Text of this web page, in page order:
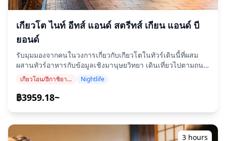
■Kiyomizu-dera Temple A visit to this famous Japanese
charming historical streets, are also just a short walk
away. ◆ข้อมูลเพิ่มเติมrmation ・ไม่สามารถเข้าถึงได้สำหรับรถ
เข็น ・สามารถเข้าถึงได้ด้วยรถเข็นเด็ก ・นี่คือทัวร์ส่วนตัว ![]
(https://assets.hldycdn.com/experiences/
![]
(https://assets.hldycdn.com/experiences/
![]
(https://assets.hldycdn.com/experiences/
![]
(https://assets.hldycdn.com/experiences/
![]
(https://assets.hldycdn.com/experiences/
กับวิญญาณของเหยื่อสงครามโลกครั้งที่สอง วัดนี้ยังมีรูปปั้นพระ
กวนอิมขนาดใหญ่มาก ■Kodai-ji Temple สร้างขึ้นเมื่อประมาณ
400 ปีที่แล้ว วัดนี้มอบประสบการณ์อันเงียบสงบแก่ผู้มาเยือนด้วย
สวนที่สวยงาม ศาลาชาอายุ 400 ปี และป่าไผ่อันเงียบสงบ ต่างจา
กวัดคิโยมิซุเดระที่คึกคัก สถานที่นี้มีคนน้อยกว่า ■Yasaka Shrine
ศาลเจ้ายาซากะมีชื่อเสียงในเรื่องพรที่ปกป้องจากความโชคร้าย
ดึงดูดโชคดี และเสริมความงาม ◆ข้อมูลเพิ่มเติม ・ไม่สามารถ
เข้าถึงได้สำหรับรถเข็น ・ใกล้ระบบขนส่งสาธารณะ ![]
(https://assets.hldycdn.com/experiences/
![]
(https://assets.hldycdn.com/experiences/
![]
(https://assets.hldycdn.com/experiences/
![]
เกียวโต ไนท์ อีทส์ แอนด์ สตรีทส์ เกียน แอนด์ บี
ยอนด์
รับมุมมองจากคนในวงการเกี่ยวกับเกียวโตในทัวร์เดินนี้ที่ผสม
ผสานทัวร์อาหารกับข้อมูลเชิงมานุษยวิทยา เดินเที่ยวไปตามถนน
ในเมืองและทำความเข้าใจฉากความบันเทิงยามค่ำคืน ตั้งแต่เกอิ
โกะ (เกอิชา) ไปจนถึงโฮสเตส หลังจากนั้นลิ้มรสอาหารพิเศษของ
ภูมิภาคพร้อมเครื่องดื่มที่รวมอยู่ในราคาที่บาร์/ร้านอาหารแบบยืน
ที่ผสมผสานทัวร์อาหารกับข้อมูลเชิงมานุษยวิทยา เดินเที่ยวไป
ตามถนนในเมืองและทำความเข้าใจฉากความบันเทิงยามค่ำคืน
ตั้งแต่เกอิโกะ (เกอิชา) ไปจนถึงโฮสเตส หลังจากนั้นลิ้มรสอาหาร
เกียวโอน/ฮิกาชิยามะ (วัดคิโยมิซุ, ศาลเจ้ายาซากะ, ศาลเจ้าเฮอัน) Nightlife
฿3959.18~
3 hours